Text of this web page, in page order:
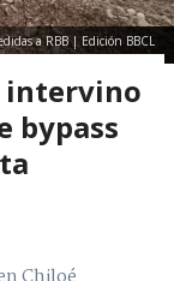
a RBB | Edición BBCL
intervino
bypass